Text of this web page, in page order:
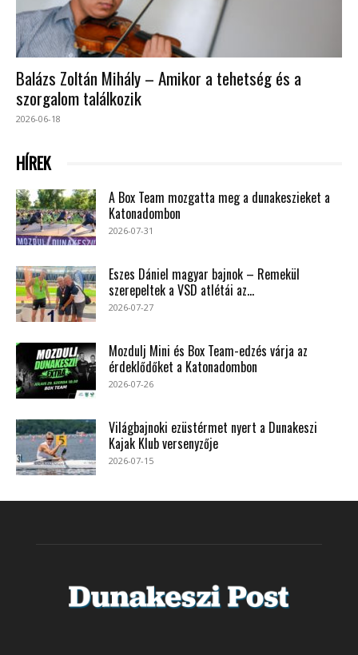
Balázs Zoltán Mihály – Amikor a tehetség és a
szorgalom találkozik
2026-06-18
HÍREK
A Box Team mozgatta meg a dunakeszieket a
Katonadombon
2026-07-31
Eszes Dániel magyar bajnok – Remekül
szerepeltek a VSD atlétái az...
2026-07-27
Mozdulj Mini és Box Team-edzés várja az
érdeklődőket a Katonadombon
2026-07-26
Világbajnoki ezüstérmet nyert a Dunakeszi
Kajak Klub versenyzője
2026-07-15